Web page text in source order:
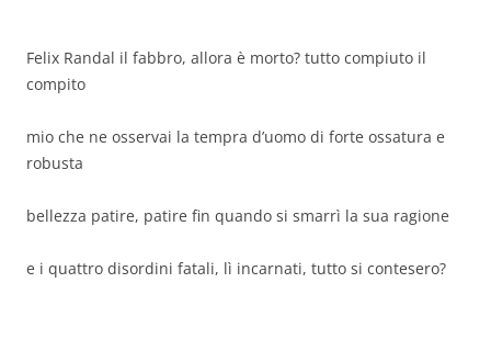
Felix Randal il fabbro, allora è morto? tutto compiuto il
compito
mio che ne osservai la tempra d’uomo di forte ossatura e
robusta
bellezza patire, patire fin quando si smarrì la sua ragione
e i quattro disordini fatali, lì incarnati, tutto si contesero?